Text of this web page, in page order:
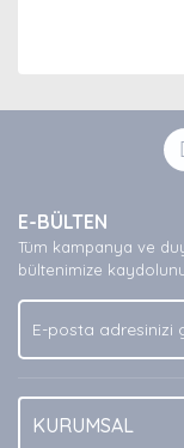
formunu
Görüş ve
Ürün
Ürün
Bu ürüne
E-BÜLTEN
Tüm kampanya ve
bültenimize
KURUMSAL